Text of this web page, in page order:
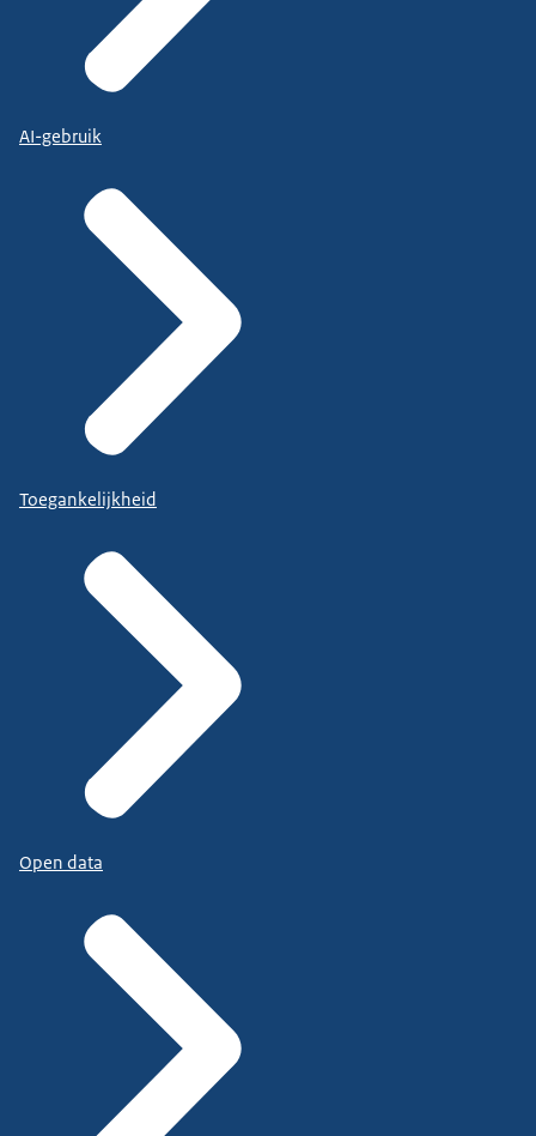
AI-gebruik
Toegankelijkheid
Open data